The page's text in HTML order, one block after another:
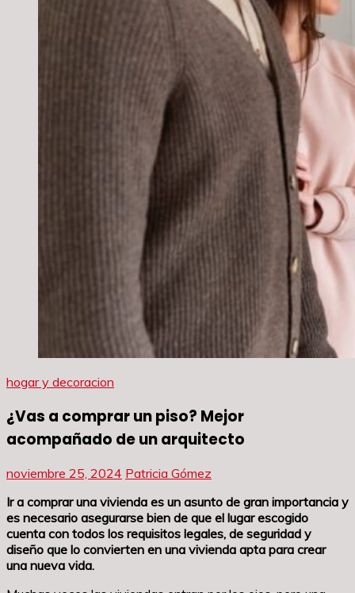
hogar y decoracion
¿Vas a comprar un piso? Mejor
acompañado de un arquitecto
noviembre 25, 2024 Patricia Gómez
Ir a comprar una vivienda es un asunto de gran importancia y
es necesario asegurarse bien de que el lugar escogido
cuenta con todos los requisitos legales, de seguridad y
diseño que lo convierten en una vivienda apta para crear
una nueva vida.